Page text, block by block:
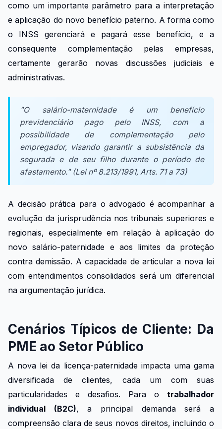
como um importante parâmetro para a interpretação
e aplicação do novo benefício paterno. A forma como
o INSS gerenciará e pagará esse benefício, e a
consequente complementação pelas empresas,
certamente gerarão novas discussões judiciais e
administrativas.
"O salário-maternidade é um benefício
previdenciário pago pelo INSS, com a
possibilidade de complementação pelo
empregador, visando garantir a subsistência da
segurada e de seu filho durante o período de
afastamento." (Lei nº 8.213/1991, Arts. 71 a 73)
A decisão prática para o advogado é acompanhar a
evolução da jurisprudência nos tribunais superiores e
regionais, especialmente em relação à aplicação do
novo salário-paternidade e aos limites da proteção
contra demissão. A capacidade de articular a nova lei
com entendimentos consolidados será um diferencial
na argumentação jurídica.
Cenários Típicos de Cliente: Da
PME ao Setor Público
A nova lei da licença-paternidade impacta uma gama
diversificada de clientes, cada um com suas
particularidades e desafios. Para o trabalhador
individual (B2C), a principal demanda será a
compreensão clara de seus novos direitos, incluindo o